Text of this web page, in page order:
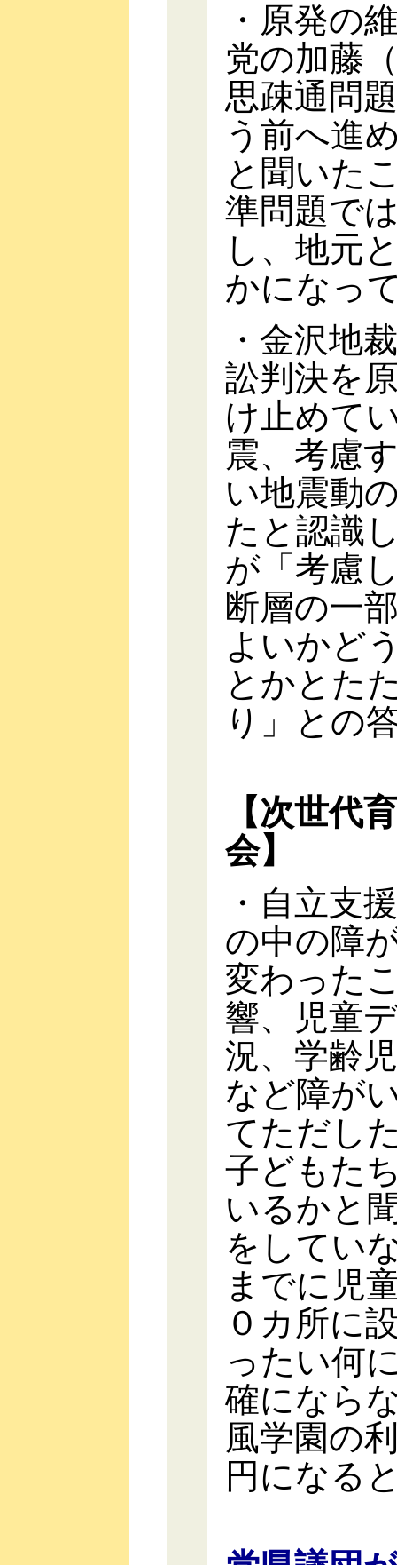
・原発の
党の加藤
思疎通問
う前へ進
と聞いた
準問題で
し、地元
かになっ
・金沢地
訟判決を
け止めて
震、考慮
い地震動
たと認識
が「考慮
断層の一
よいかど
とかとた
り」との
【次世代
会】
・自立支
の中の障
変わった
響、児童
況、学齢
など障が
てただし
子どもた
いるかと
をしてい
までに児
０カ所に
ったい何
確になら
風学園の
円になる